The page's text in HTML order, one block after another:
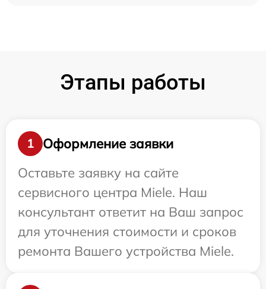
Этапы работы
1
Оформление заявки
Оставьте заявку на сайте
сервисного центра Miele. Наш
консультант ответит на Ваш запрос
для уточнения стоимости и сроков
ремонта Вашего устройства Miele.